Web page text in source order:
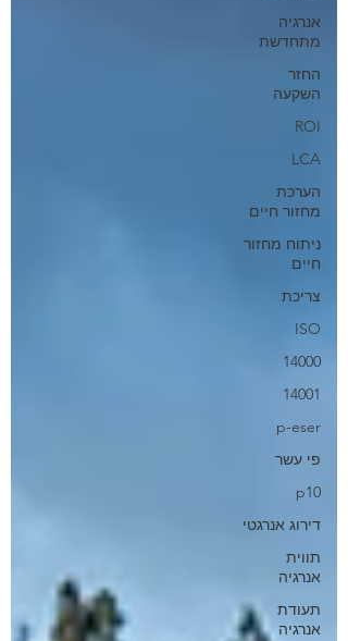
אנרגיה
מתחדשת
החזר
השקעה
ROI
LCA
הערכת
מחזור חיים
ניתוח מחזור
חיים
צריכת
ISO
14000
14001
p-eser
פי עשר
p10
דירוג אנרגטי
תווית
אנרגיה
תעודת
אנרגיה